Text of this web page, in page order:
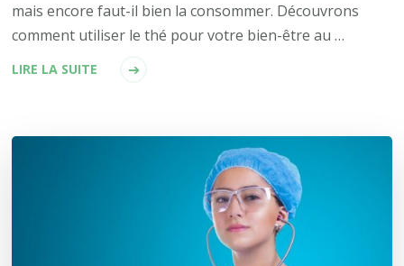
mais encore faut-il bien la consommer. Découvrons
comment utiliser le thé pour votre bien-être au …
LIRE LA SUITE